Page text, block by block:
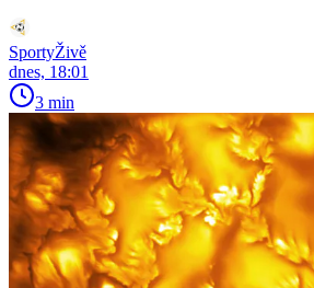
SportyŽivě
dnes, 18:01
3 min